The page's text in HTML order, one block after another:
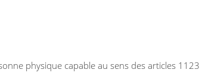
physique capable au sens des articles